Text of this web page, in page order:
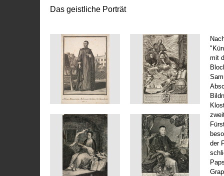
Das geistliche Porträt
mit
der